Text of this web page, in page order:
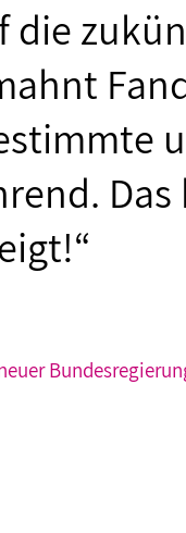
die